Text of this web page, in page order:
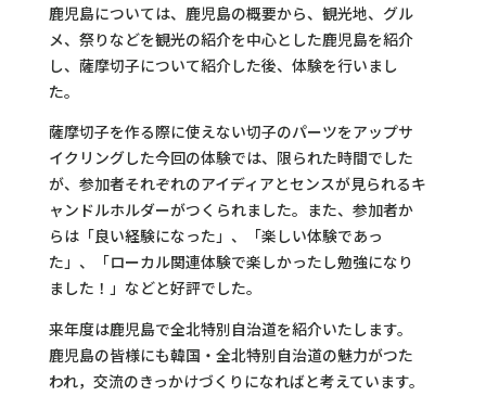
鹿児島については、鹿児島の概要から、観光地、グル
メ、祭りなどを観光の紹介を中心とした鹿児島を紹介
し、薩摩切子について紹介した後、体験を行いまし
た。
薩摩切子を作る際に使えない切子のパーツをアップサ
イクリングした今回の体験では、限られた時間でした
が、参加者それぞれのアイディアとセンスが見られるキ
ャンドルホルダーがつくられました。また、参加者か
らは「良い経験になった」、「楽しい体験であっ
た」、「ローカル関連体験で楽しかったし勉強になり
ました！」などと好評でした。
来年度は鹿児島で全北特別自治道を紹介いたします。
鹿児島の皆様にも韓国・全北特別自治道の魅力がつた
われ，交流のきっかけづくりになればと考えています。